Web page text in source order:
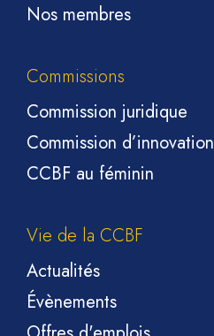
Nos membres
Commissions
Commission juridique
Commission d’innovation
CCBF au féminin
Vie de la CCBF
Actualités
Évènements